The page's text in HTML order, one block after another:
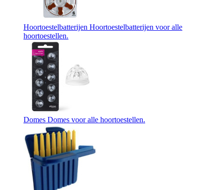
Hoortoestelbatterijen Hoortoestelbatterijen voor alle
hoortoestellen.
Domes Domes voor alle hoortoestellen.